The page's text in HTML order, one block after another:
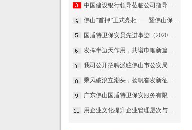
中国建设银行领导莅临公司指导工作
佛山“首押”正式亮相——暨佛山保安押运公司启动仪式
国盾特卫保安员先进事迹（2020第一期）
发挥半边天作用，共谱巾帼新篇章——集团公司召开妇女第一次代表大会暨妇联揭牌仪式
我司公开招聘派驻佛山市公安局三水分局云东海派出所特勤岗位人员
乘风破浪立潮头，扬帆奋发新征程——国盾特卫保安集团召开2024年度经营管理会议暨2023年度工作表彰会议
广东佛山国盾特卫保安服务有限公司党委召开纪念中国共产党建党96周年暨表彰大会
用企业文化提升企业管理层次与发展的途径一一记佛山市保安服务公司加强企业文化建设侧记